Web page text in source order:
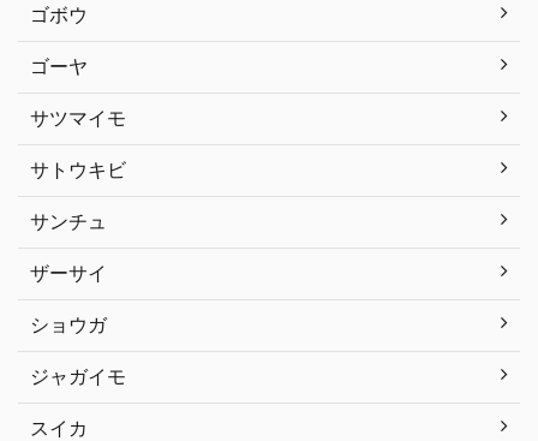
ゴボウ
ゴーヤ
サツマイモ
サトウキビ
サンチュ
ザーサイ
ショウガ
ジャガイモ
スイカ